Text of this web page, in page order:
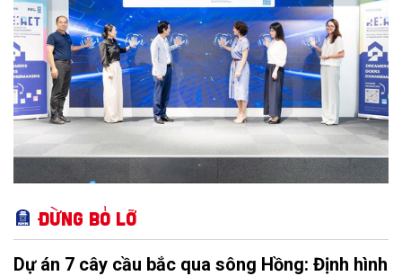
Đừng bỏ lỡ
Dự án 7 cây cầu bắc qua sông Hồng: Định hình